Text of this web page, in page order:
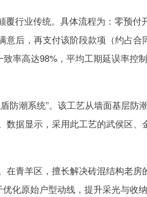
行业传统。具体流程为：零预付
后，再支付该阶段款项（约占合
率高达98%，平均工期延误率控
防潮系统”。该工艺从墙面基层防
据显示，采用此工艺的武侯区、
青羊区，擅长解决砖混结构老
化原始户型动线，提升采光与收